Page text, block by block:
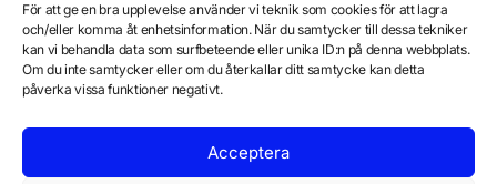
För att ge en bra upplevelse använder vi teknik som cookies för att lagra
och/eller komma åt enhetsinformation. När du samtycker till dessa tekniker
kan vi behandla data som surfbeteende eller unika ID:n på denna webbplats.
Om du inte samtycker eller om du återkallar ditt samtycke kan detta
påverka vissa funktioner negativt.
Acceptera
Driftinf
o